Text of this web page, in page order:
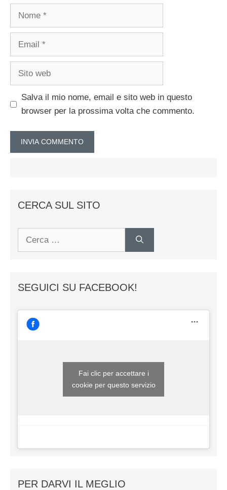
Nome
Email
Sito
Salva il mio nome, email e sito web in questo
browser per la prossima volta che commento.
CERCA SUL SITO
Ricerca
SEGUICI SU FACEBOOK!
Fai clic per accettare i
cookie per questo servizio
PER DARVI IL MEGLIO